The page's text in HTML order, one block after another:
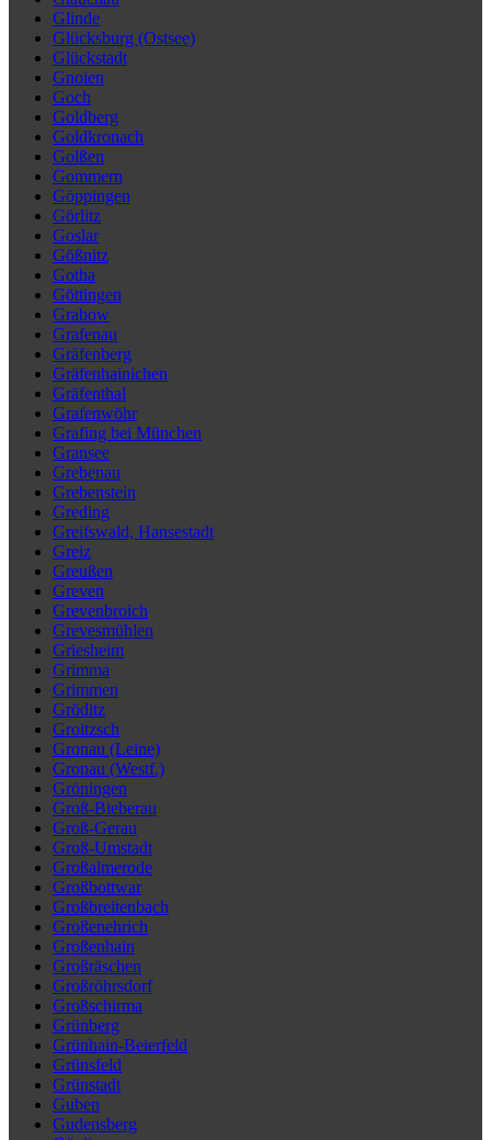
Glinde
Glücksburg (Ostsee)
Glückstadt
Gnoien
Goch
Goldberg
Goldkronach
Golßen
Gommern
Göppingen
Görlitz
Goslar
Gößnitz
Gotha
Göttingen
Grabow
Grafenau
Gräfenberg
Gräfenhainichen
Gräfenthal
Grafenwöhr
Grafing bei München
Gransee
Grebenau
Grebenstein
Greding
Greifswald, Hansestadt
Greiz
Greußen
Greven
Grevenbroich
Grevesmühlen
Griesheim
Grimma
Grimmen
Gröditz
Groitzsch
Gronau (Leine)
Gronau (Westf.)
Gröningen
Groß-Bieberau
Groß-Gerau
Groß-Umstadt
Großalmerode
Großbottwar
Großbreitenbach
Großenehrich
Großenhain
Großräschen
Großröhrsdorf
Großschirma
Grünberg
Grünhain-Beierfeld
Grünsfeld
Grünstadt
Guben
Gudensberg